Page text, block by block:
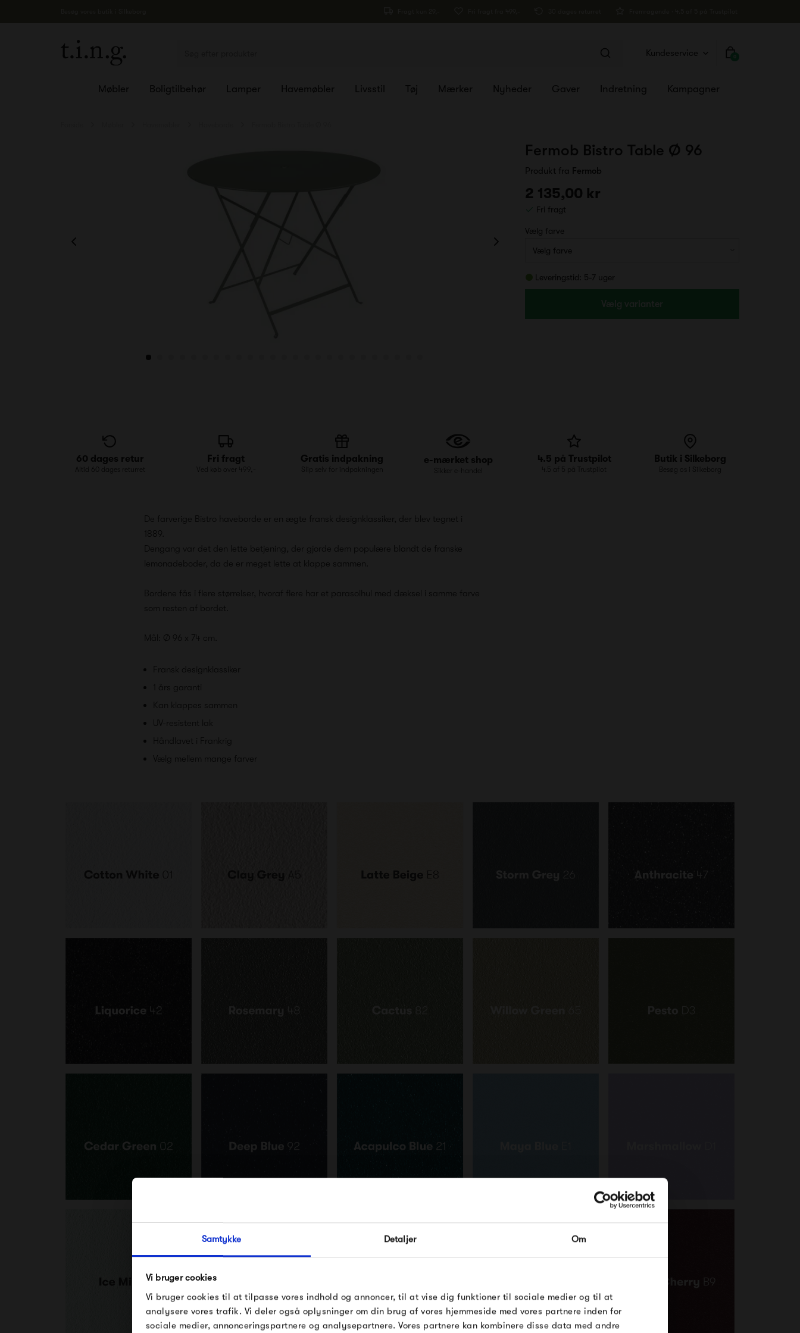
Samtykke Detaljer Om
Vi bruger cookies
Vi bruger cookies til at tilpasse vores indhold og annoncer, til at vise dig funktioner til sociale medier og til at
analysere vores trafik. Vi deler også oplysninger om din brug af vores hjemmeside med vores partnere inden for
sociale medier, annonceringspartnere og analysepartnere. Vores partnere kan kombinere disse data med andre
0
Kundeservice
Møbler Boligtilbehør Lamper Havemøbler Livsstil Tøj Mærker Nyheder Gaver Indretning Kampagner
Fermob Bistro Table Ø 96
Produkt fra Fermob
2 135,00 kr
Fri fragt
Vælg farve
Leveringstid: 5-7 uger
Vælg varianter
60 dages retur
Altid 60 dages returret
Fri fragt
Ved køb over 499,-
Gratis indpakning
Slip selv for indpakningen
e-mærket shop
Sikker e-handel
4.5 på Trustpilot
4.5 af 5 på Trustpilot
Butik i Silkeborg
Besøg os i Silkeborg
De farverige Bistro haveborde er en ægte fransk designklassiker, der blev tegnet i
1889.
Dengang var det den lette betjening, der gjorde dem populære blandt de franske
lemonadeboder, da de er meget lette at klappe sammen.
Bordene fås i flere størrelser, hvoraf flere har et parasolhul med dæksel i samme farve
som resten af bordet.
Mål: Ø 96 x 74 cm.
Fransk designklassiker
1 års garanti
Kan klappes sammen
UV-resistent lak
Håndlavet i Frankrig
Vælg mellem mange farver
FÅ 10% PÅ DIN NÆSTE ORDRE
Gælder ikke på produkter fra Fermob, File Under
Pop og i forvejen nedsatte produkter.